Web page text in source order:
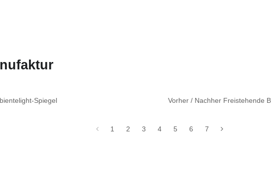
Spiegel Vorher / Nachher Freistehende
1 2 3 4 5 6 7